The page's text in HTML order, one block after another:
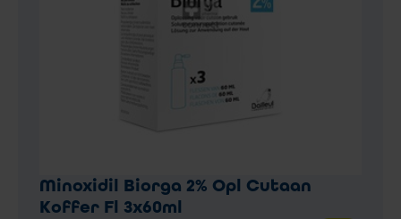
Minoxidil Biorga 2% Opl Cutaan
Koffer Fl 3x60ml